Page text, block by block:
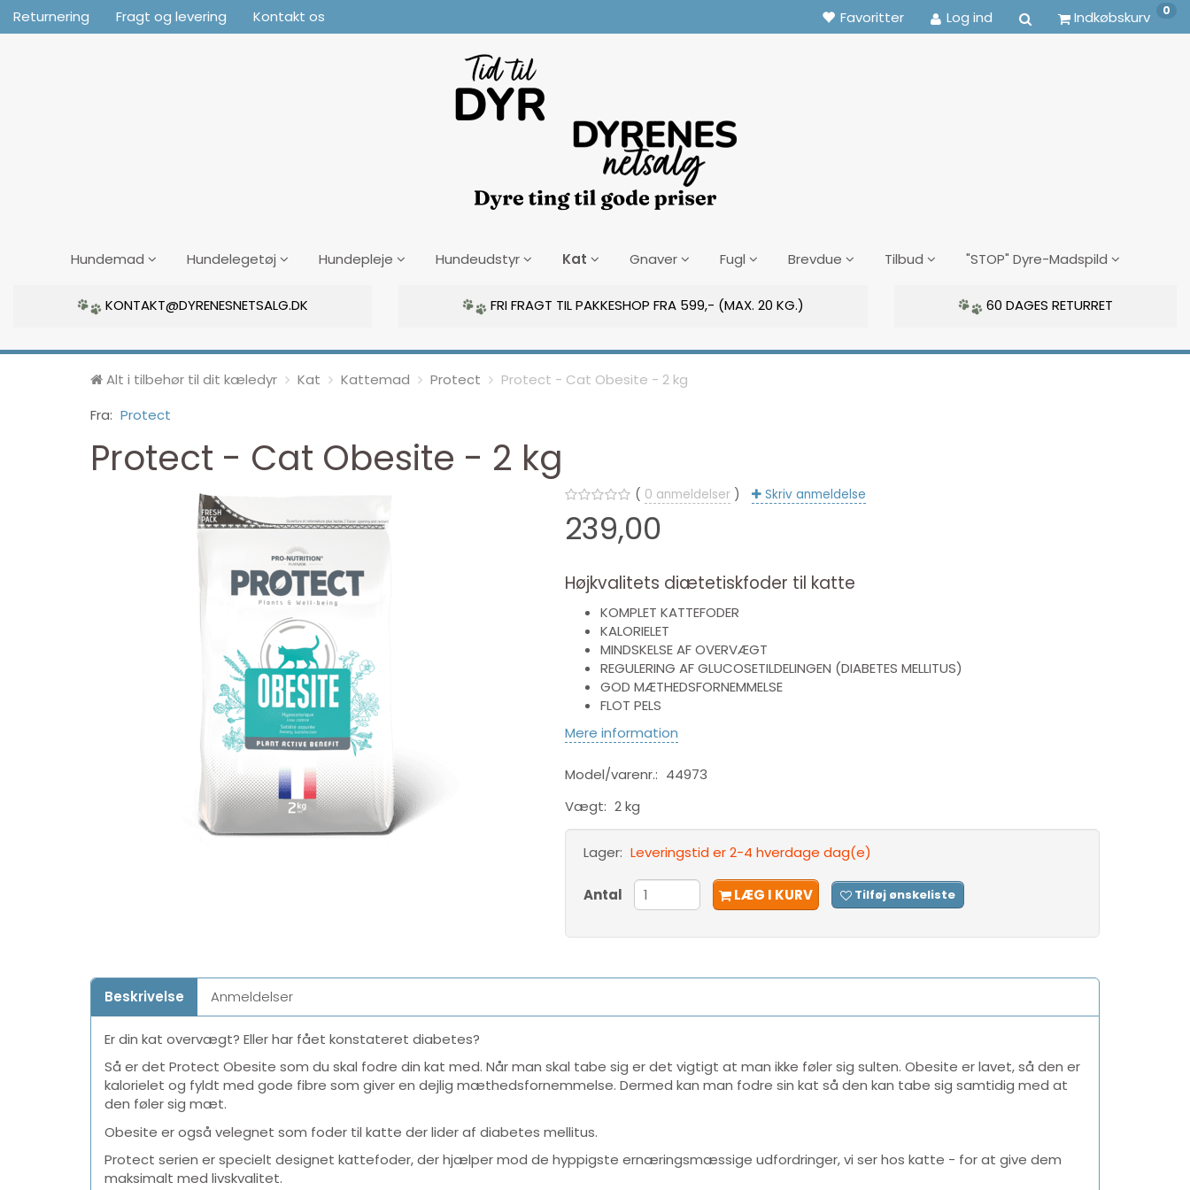
Returnering Fragt og levering Kontakt os Favoritter Log ind Indkøbskurv 0
Hundemad Hundelegetøj Hundepleje Hundeudstyr Kat Gnaver Fugl Brevdue Tilbud "STOP" Dyre-Madspild
KONTAKT@DYRENESNETSALG.DK FRI FRAGT TIL PAKKESHOP FRA 599,- (MAX. 20 KG.) 60 DAGES RETURRET
Alt i tilbehør til dit kæledyr Kat Kattemad Protect
Protect - Cat Obesite - 2 kg
Fra: Protect
Protect - Cat Obesite - 2 kg
0 anmeldelser Skriv anmeldelse
239,00
Højkvalitets diætetiskfoder til katte
KOMPLET KATTEFODER
KALORIELET
MINDSKELSE AF OVERVÆGT
REGULERING AF GLUCOSETILDELINGEN (DIABETES MELLITUS)
GOD MÆTHEDSFORNEMMELSE
FLOT PELS
Mere information
Model/varenr.: 44973
Vægt: 2 kg
Lager: Leveringstid er 2-4 hverdage dag(e)
Antal LÆG I KURV Tilføj ønskeliste
Beskrivelse Anmeldelser
Er din kat overvægt? Eller har fået konstateret diabetes?
Så er det Protect Obesite som du skal fodre din kat med. Når man skal tabe sig er det vigtigt at man ikke føler sig sulten. Obesite er lavet, så den er
kalorielet og fyldt med gode fibre som giver en dejlig mæthedsfornemmelse. Dermed kan man fodre sin kat så den kan tabe sig samtidig med at
den føler sig mæt.
Obesite er også velegnet som foder til katte der lider af diabetes mellitus.
Protect serien er specielt designet kattefoder, der hjælper mod de hyppigste ernæringsmæssige udfordringer, vi ser hos katte - for at give dem
maksimalt med livskvalitet.